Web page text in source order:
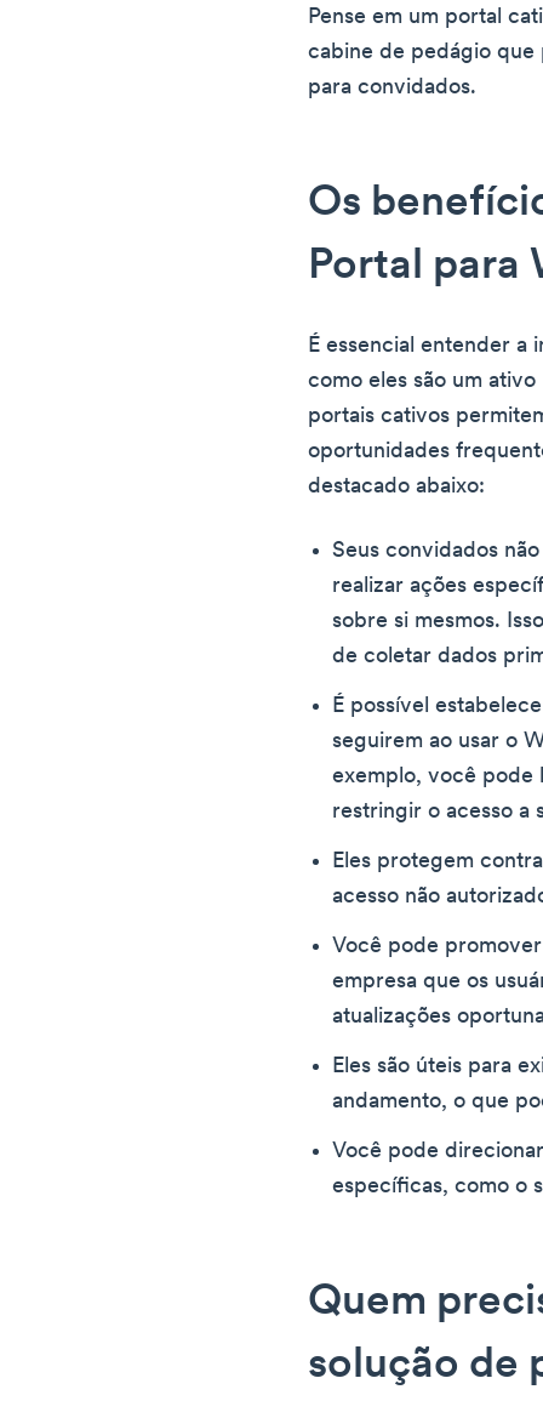
Pense em um portal
cabine de pedágio
para convidados.
Os
Portal para
É essencial entender a
como eles são um
portais cativos
oportunidades
destacado abaixo:
Seus convidados
realizar ações
sobre si mesmos.
de coletar dados
É possível
seguirem ao usar o
exemplo, você pode
restringir o acesso a
Eles protegem
acesso não
Você pode
empresa que os
atualizações
Eles são úteis para
andamento, o que
Você pode
específicas, como o
Quem
solução de